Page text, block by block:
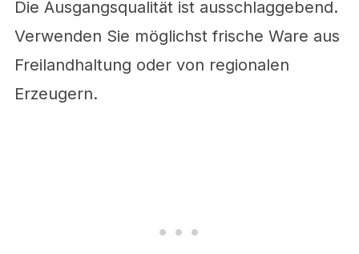
Die Ausgangsqualität ist ausschlaggebend.
Verwenden Sie möglichst frische Ware aus
Freilandhaltung oder von regionalen
Erzeugern.